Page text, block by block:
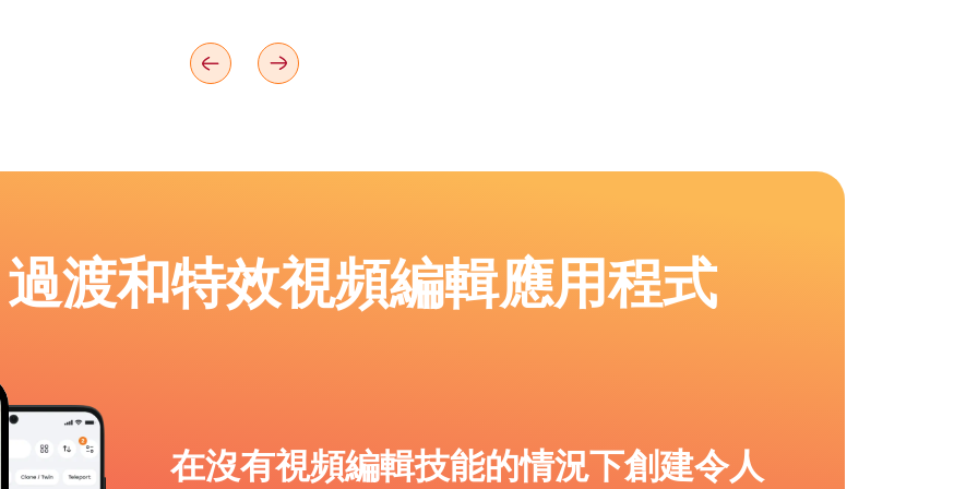
渡和特效視頻編輯應用程式
在沒有視頻編輯技能的情況下創建令人